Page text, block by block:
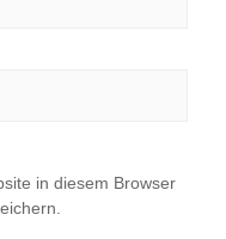
in diesem Browser